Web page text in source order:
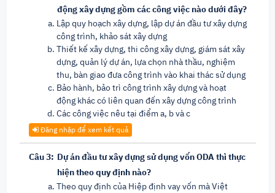
động xây dựng gồm các công việc nào dưới đây?
Lập quy hoạch xây dựng, lập dự án đầu tư xây dựng
công trình, khảo sát xây dựng
Thiết kế xây dựng, thi công xây dựng, giám sát xây
dựng, quản lý dự án, lựa chọn nhà thầu, nghiệm
thu, bàn giao đưa công trình vào khai thác sử dụng
Bảo hành, bảo trì công trình xây dựng và hoạt
động khác có liên quan đến xây dựng công trình
Các công việc nêu tại điểm a, b và c
Đăng nhập để xem kết quả
Câu 3: Dự án đầu tư xây dựng sử dụng vốn ODA thì thực
hiện theo quy định nào?
Theo quy định của Hiệp định vay vốn mà Việt